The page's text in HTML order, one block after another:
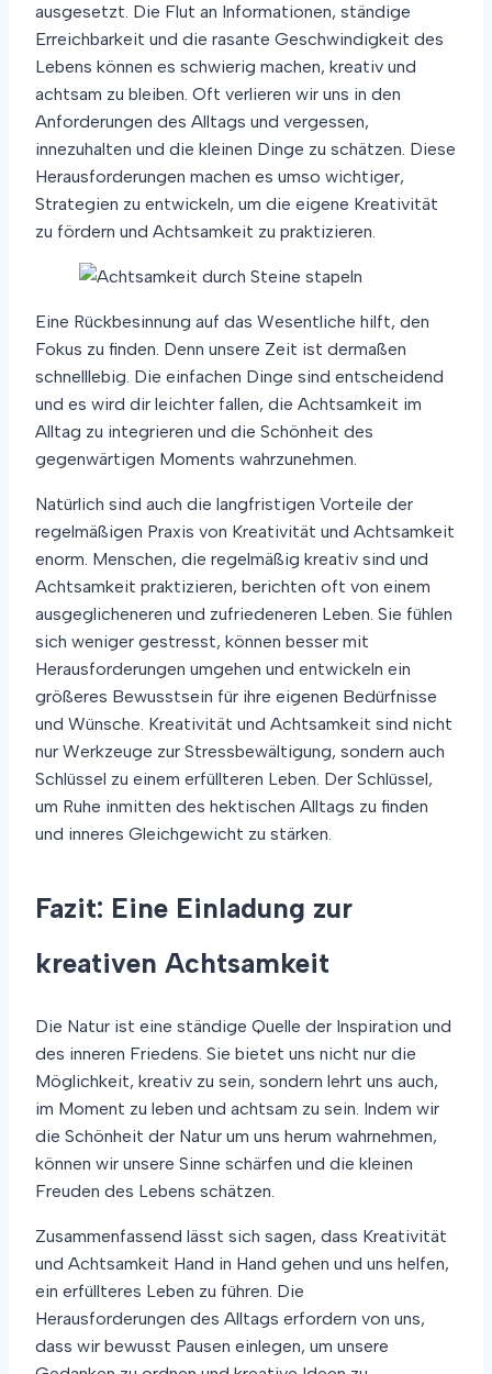
ausgesetzt. Die Flut an Informationen, ständige
Erreichbarkeit und die rasante Geschwindigkeit des
Lebens können es schwierig machen, kreativ und
achtsam zu bleiben. Oft verlieren wir uns in den
Anforderungen des Alltags und vergessen,
innezuhalten und die kleinen Dinge zu schätzen. Diese
Herausforderungen machen es umso wichtiger,
Strategien zu entwickeln, um die eigene Kreativität
zu fördern und Achtsamkeit zu praktizieren.
Eine Rückbesinnung auf das Wesentliche hilft, den
Fokus zu finden. Denn unsere Zeit ist dermaßen
schnelllebig. Die einfachen Dinge sind entscheidend
und es wird dir leichter fallen, die Achtsamkeit im
Alltag zu integrieren und die Schönheit des
gegenwärtigen Moments wahrzunehmen.
Natürlich sind auch die langfristigen Vorteile der
regelmäßigen Praxis von Kreativität und Achtsamkeit
enorm. Menschen, die regelmäßig kreativ sind und
Achtsamkeit praktizieren, berichten oft von einem
ausgeglicheneren und zufriedeneren Leben. Sie fühlen
sich weniger gestresst, können besser mit
Herausforderungen umgehen und entwickeln ein
größeres Bewusstsein für ihre eigenen Bedürfnisse
und Wünsche. Kreativität und Achtsamkeit sind nicht
nur Werkzeuge zur Stressbewältigung, sondern auch
Schlüssel zu einem erfüllteren Leben. Der Schlüssel,
um Ruhe inmitten des hektischen Alltags zu finden
und inneres Gleichgewicht zu stärken.
Fazit: Eine Einladung zur
kreativen Achtsamkeit
Die Natur ist eine ständige Quelle der Inspiration und
des inneren Friedens. Sie bietet uns nicht nur die
Möglichkeit, kreativ zu sein, sondern lehrt uns auch,
im Moment zu leben und achtsam zu sein. Indem wir
die Schönheit der Natur um uns herum wahrnehmen,
können wir unsere Sinne schärfen und die kleinen
Freuden des Lebens schätzen.
Zusammenfassend lässt sich sagen, dass Kreativität
und Achtsamkeit Hand in Hand gehen und uns helfen,
ein erfüllteres Leben zu führen. Die
Herausforderungen des Alltags erfordern von uns,
dass wir bewusst Pausen einlegen, um unsere